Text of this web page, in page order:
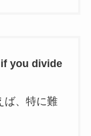
you divide
ば、特に難